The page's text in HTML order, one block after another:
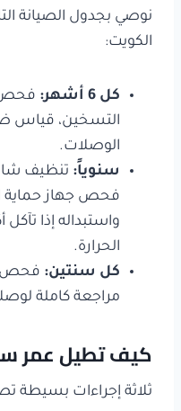
نوصي بجدول الصيانة
الكويت:
كل 6 أشهر : فحص
التسخين، قياس
الوصلات.
سنوياً: تنظيف
فحص جهاز حماية
الحرارة.
كل سنتين: فحص
مراجعة كاملة
كيف تطيل عمر سخانك 3
ثلاثة إجراءات بسيطة